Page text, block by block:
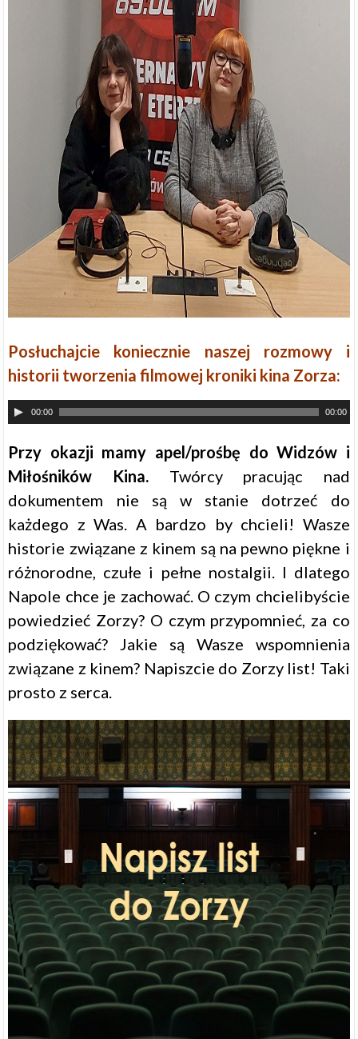
Posłuchajcie koniecznie naszej rozmowy i
historii tworzenia filmowej kroniki kina Zorza:
00:00 00:00
Przy okazji mamy apel/prośbę do Widzów i
Miłośników Kina. Twórcy pracując nad
dokumentem nie są w stanie dotrzeć do
każdego z Was. A bardzo by chcieli! Wasze
historie związane z kinem są na pewno piękne i
różnorodne, czułe i pełne nostalgii. I dlatego
Napole chce je zachować. O czym chcielibyście
powiedzieć Zorzy? O czym przypomnieć, za co
podziękować? Jakie są Wasze wspomnienia
związane z kinem? Napiszcie do Zorzy list! Taki
prosto z serca.